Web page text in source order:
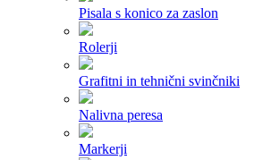
Pisala s konico za zaslon
Rolerji
Grafitni in tehnični svinčniki
Nalivna peresa
Markerji